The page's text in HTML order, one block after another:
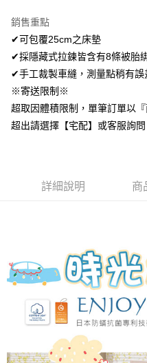
AFTEE先享後付
相關說明
AFTEE先享後付是「在收到商品之
便利好安心！
１．簡單：不需註冊會員、不需綁
２．便利：只要手機號碼，簡訊認
３．安心：先確認商品／服務後，再
３．收到繳費通知簡訊後14天內，
是否繳費成功／繳費後需取消欲退
客戶支援中心」https://
１．透過由恩沛科技股份有限公司
易，需依本服務之必要範圍內提供
權轉讓予恩沛科技股份有限公司。
２．關於個人資料處理事宜，請瀏
https://aftee.tw/terms/#terms3
ATM付款
運送方式
全家取貨付款
免運費
每筆NT$60，滿NT$499(含以
每筆NT$100，滿NT$499(含以
每筆NT$100，滿NT$499(含以
銷售重點
✔可包覆25cm之床墊
✔採隱藏式拉鍊皆含有8條被胎
✔手工裁製車縫，測量點稍有
※寄送限制※
超取因體積限制，單筆訂單以
超出請選擇【宅配】或客服詢問
詳細說明 商